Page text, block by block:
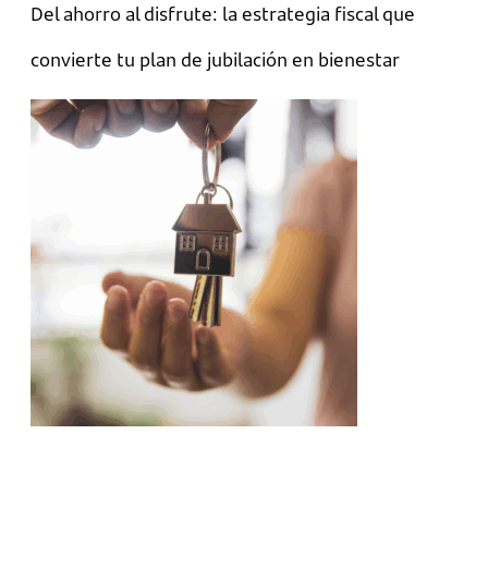
Del ahorro al disfrute: la estrategia fiscal que
convierte tu plan de jubilación en bienestar